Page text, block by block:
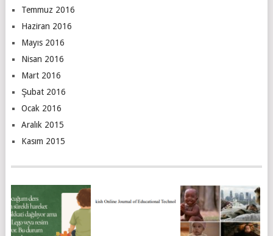
Temmuz 2016
Haziran 2016
Mayıs 2016
Nisan 2016
Mart 2016
Şubat 2016
Ocak 2016
Aralık 2015
Kasım 2015